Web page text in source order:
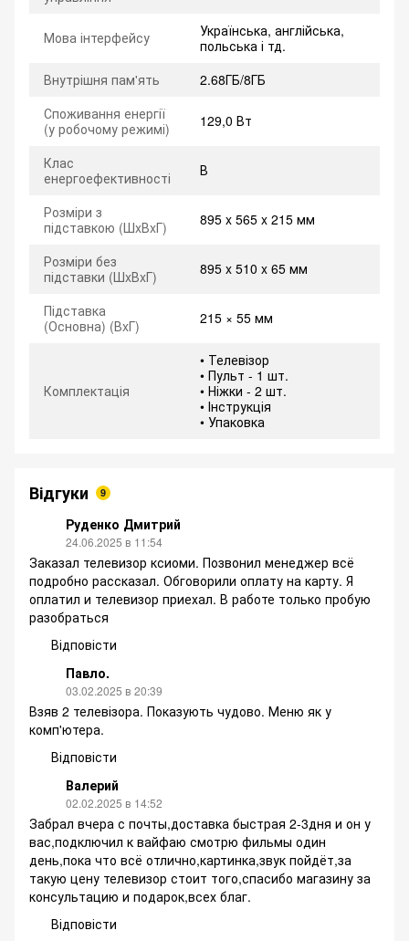
Мова інтерфейсу
Українська, англійська,
польська і тд.
Внутрішня пам'ять
2.68ГБ/8ГБ
Споживання енергії
(у робочому режимі)
129,0 Вт
Клас
енергоефективності
В
Розміри з
підставкою (ШxВxГ)
895 x 565 x 215 мм
Розміри без
підставки (ШxВxГ)
895 x 510 x 65 мм
Підставка
(Основна) (ВxГ)
215 × 55 мм
Комплектація
• Телевізор
• Пульт - 1 шт.
• Ніжки - 2 шт.
• Інструкція
• Упаковка
Відгуки 9
Руденко Дмитрий
24.06.2025 в 11:54
Заказал телевизор ксиоми. Позвонил менеджер всё
подробно рассказал. Обговорили оплату на карту. Я
оплатил и телевизор приехал. В работе только пробую
разобраться
Відповісти
Павло.
03.02.2025 в 20:39
Взяв 2 телевізора. Показують чудово. Меню як у
комп'ютера.
Відповісти
Валерий
02.02.2025 в 14:52
Забрал вчера с почты,доставка быстрая 2-3дня и он у
вас,подключил к вайфаю смотрю фильмы один
день,пока что всё отлично,картинка,звук пойдёт,за
такую цену телевизор стоит того,спасибо магазину за
консультацию и подарок,всех благ.
Відповісти